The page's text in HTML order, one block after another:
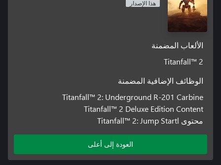
هذا الإصدار
الألعاب المضمنة
Titanfall™ 2
الوظائف الإضافية المضمنة
Titanfall™ 2: Underground R-201 Carbine
Titanfall™ 2 Deluxe Edition Content
محتوى Titanfall™ 2: Jump Startl
العودة إلى أعلى